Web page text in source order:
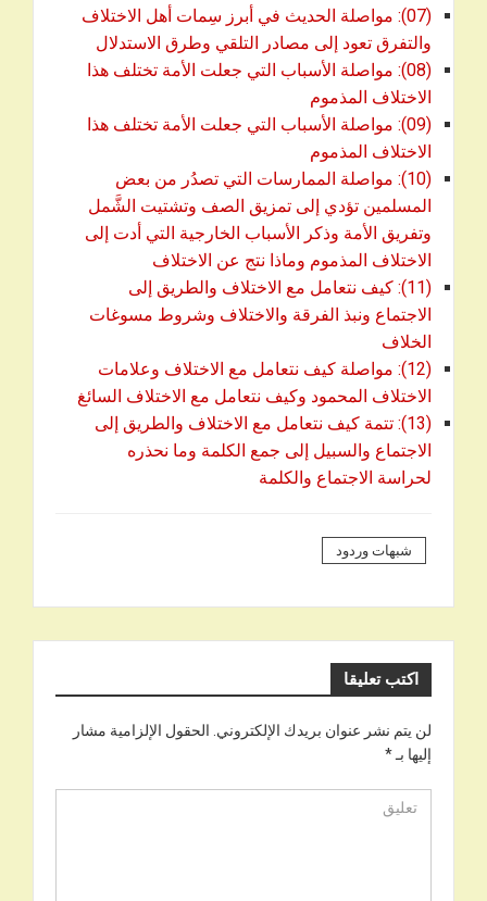
(07): مواصلة الحديث في أبرز سِمات أهل الاختلاف
والتفرق تعود إلى مصادر التلقي وطرق الاستدلال
(08): مواصلة الأسباب التي جعلت الأمة تختلف هذا
الاختلاف المذموم
(09): مواصلة الأسباب التي جعلت الأمة تختلف هذا
الاختلاف المذموم
(10): مواصلة الممارسات التي تصدُر من بعض
المسلمين تؤدي إلى تمزيق الصف وتشتيت الشَّمل
وتفريق الأمة وذكر الأسباب الخارجية التي أدت إلى
الاختلاف المذموم وماذا نتج عن الاختلاف
(11): كيف نتعامل مع الاختلاف والطريق إلى
الاجتماع ونبذ الفرقة والاختلاف وشروط مسوغات
الخلاف
(12): مواصلة كيف نتعامل مع الاختلاف وعلامات
الاختلاف المحمود وكيف نتعامل مع الاختلاف السائغ
(13): تتمة كيف نتعامل مع الاختلاف والطريق إلى
الاجتماع والسبيل إلى جمع الكلمة وما نحذره
لحراسة الاجتماع والكلمة
شبهات وردود
اكتب تعليقا
لن يتم نشر عنوان بريدك الإلكتروني. الحقول الإلزامية مشار
إليها بـ*